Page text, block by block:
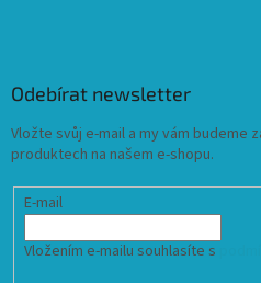
Odebírat newsletter
Vložte svůj e-mail a my vám budeme
produktech na našem e-shopu.
E-mail
Vložením e-mailu souhlasíte s